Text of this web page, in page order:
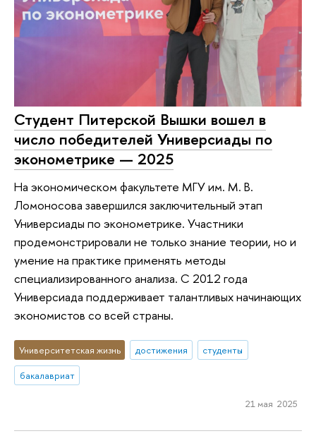
Студент Питерской Вышки вошел в
число победителей Универсиады по
эконометрике — 2025
На экономическом факультете МГУ им. М. В.
Ломоносова завершился заключительный этап
Универсиады по эконометрике. Участники
продемонстрировали не только знание теории, но и
умение на практике применять методы
специализированного анализа. С 2012 года
Универсиада поддерживает талантливых начинающих
экономистов со всей страны.
Университетская жизнь достижения
студенты
бакалавриат
21 мая 2025